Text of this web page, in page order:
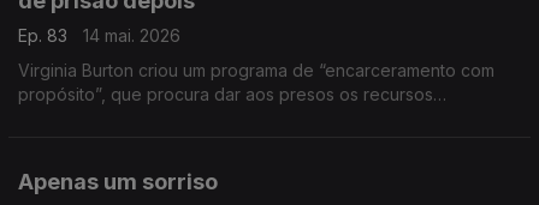
Ep. 83
14 mai. 2026
Virginia Burton criou um programa de “encarceramento com
propósito”, que procura dar aos presos os recursos
Apenas um sorriso